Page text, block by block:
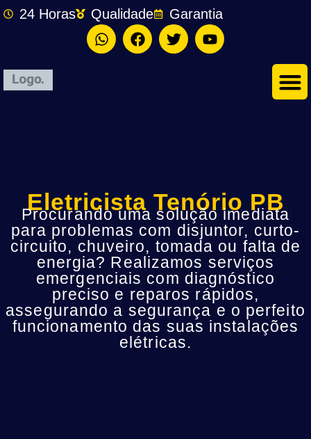
24 Horas Qualidade Garantia
Eletricista Tenório PB
Procurando uma solução imediata
para problemas com disjuntor, curto-
circuito, chuveiro, tomada ou falta de
energia? Realizamos serviços
emergenciais com diagnóstico
preciso e reparos rápidos,
assegurando a segurança e o perfeito
funcionamento das suas instalações
elétricas.